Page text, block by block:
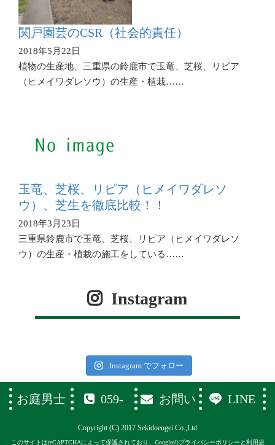
関戸園芸のCSR（社会的責任）
2018年5月22日
植物の生産地、三重県の鈴鹿市で玉竜、芝桜、リピア
（ヒメイワダレソウ）の生産・植栽……
玉竜、芝桜、リピア（ヒメイワダレソ
ウ）、芝生を徹底比較！！
2018年3月23日
三重県鈴鹿市で玉竜、芝桜、リピア（ヒメイワダレソ
ウ）の生産・植栽の施工をしている……
Instagram
Instagram でフォロー
お庭男士
059-
お問い
LINE
Copyright (C) 2017 Sekidoengei Co.,Ltd
このサイトはreCAPTCHAによって保護されており、Googleのプライバシーポリシーと利用規